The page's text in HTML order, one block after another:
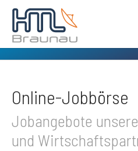
Online-Jobbörse
Jobangebote
und